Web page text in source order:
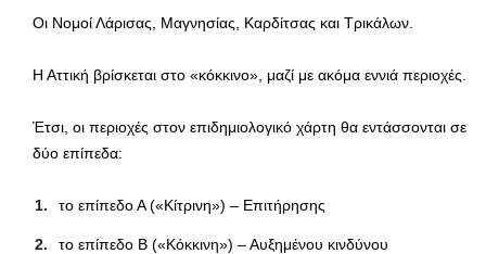
Οι Νομοί Λάρισας, Μαγνησίας, Καρδίτσας και Τρικάλων.
Η Αττική βρίσκεται στο «κόκκινο», μαζί με ακόμα εννιά περιοχές.
Έτσι, οι περιοχές στον επιδημιολογικό χάρτη θα εντάσσονται σε
δύο επίπεδα:
το επίπεδο Α («Κίτρινη») – Επιτήρησης
το επίπεδο Β («Κόκκινη») – Αυξημένου κινδύνου